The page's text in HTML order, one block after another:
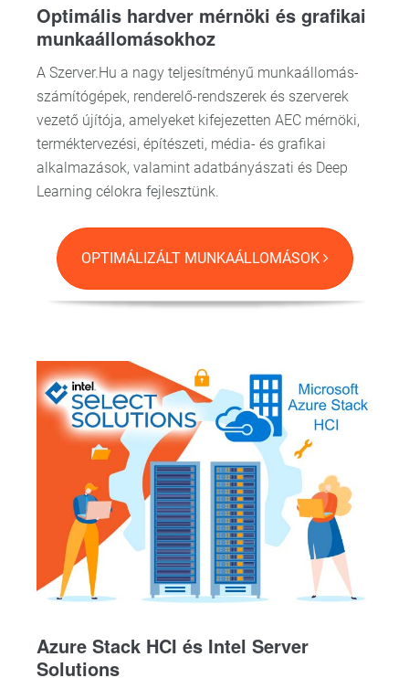
Optimális hardver mérnöki és grafikai
munkaállomásokhoz
A Szerver.Hu a nagy teljesítményű munkaállomás-
számítógépek, renderelő-rendszerek és szerverek
vezető újítója, amelyeket kifejezetten AEC mérnöki,
terméktervezési, építészeti, média- és grafikai
alkalmazások, valamint adatbányászati és Deep
Learning célokra fejlesztünk.
OPTIMÁLIZÁLT MUNKAÁLLOMÁSOK
Azure Stack HCI és Intel Server
Solutions